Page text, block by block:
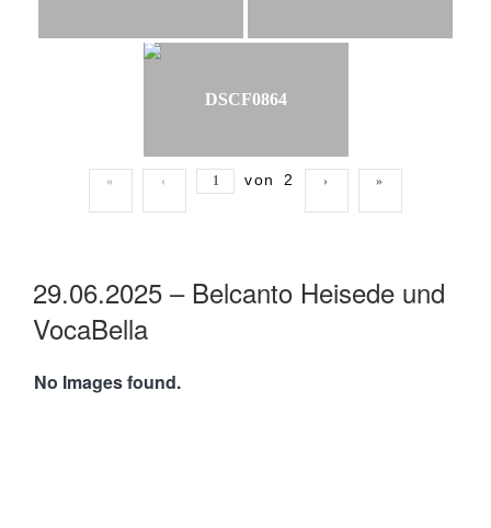
DSCF0864
« ‹ von2 › »
29.06.2025 – Belcanto Heisede und
VocaBella
No Images found.